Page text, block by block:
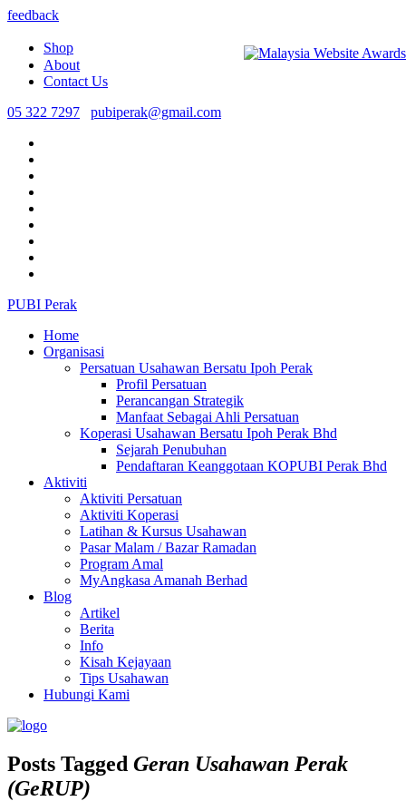
feedback
Shop
About
Contact Us
05 322 7297
pubiperak@gmail.com
PUBI Perak
Home
Organisasi
Persatuan Usahawan Bersatu Ipoh Perak
Profil Persatuan
Perancangan Strategik
Manfaat Sebagai Ahli Persatuan
Koperasi Usahawan Bersatu Ipoh Perak Bhd
Sejarah Penubuhan
Pendaftaran Keanggotaan KOPUBI Perak Bhd
Aktiviti
Aktiviti Persatuan
Aktiviti Koperasi
Latihan & Kursus Usahawan
Pasar Malam / Bazar Ramadan
Program Amal
MyAngkasa Amanah Berhad
Blog
Artikel
Berita
Info
Kisah Kejayaan
Tips Usahawan
Hubungi Kami
Posts Tagged Geran Usahawan Perak
(GeRUP)